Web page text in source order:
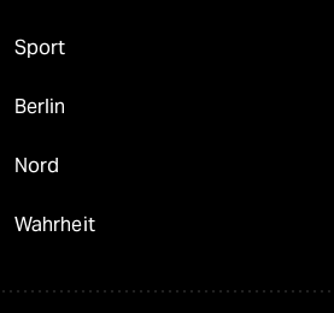
Sport
Berlin
Nord
Wahrheit